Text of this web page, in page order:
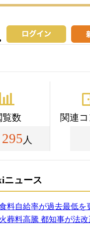
覧数
295 人
関連
ニュース
料自給率が過去最低を
火葬料高騰 都知事が法